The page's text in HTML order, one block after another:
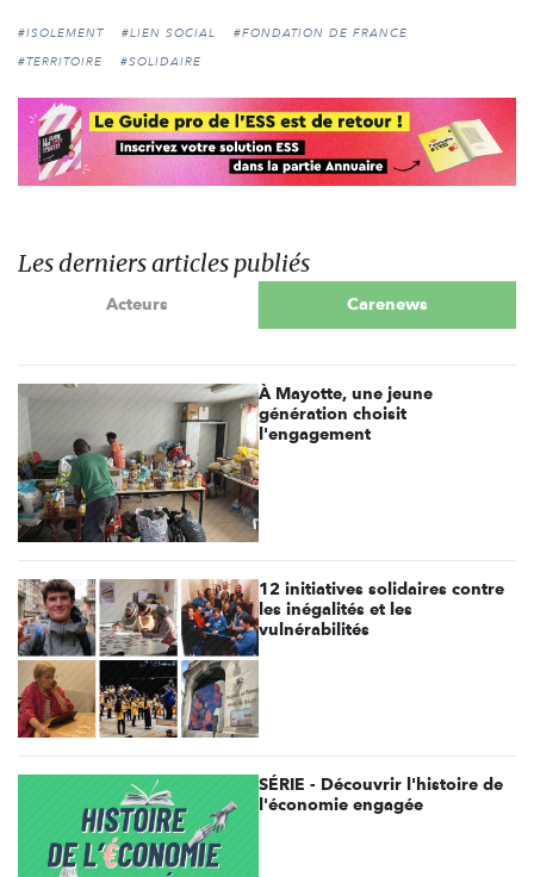
#ISOLEMENT #LIEN SOCIAL
#FONDATION DE FRANCE
#TERRITOIRE
#SOLIDAIRE
Les derniers articles publiés
Acteurs Carenews
À Mayotte, une jeune
génération choisit
l'engagement
12 initiatives solidaires contre
les inégalités et les
vulnérabilités
SÉRIE - Découvrir l'histoire de
l'économie engagée